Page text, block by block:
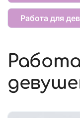
Работа для